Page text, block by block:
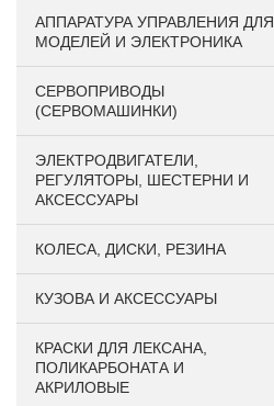
АППАРАТУРА УПРАВЛЕНИЯ ДЛЯ
МОДЕЛЕЙ И ЭЛЕКТРОНИКА
СЕРВОПРИВОДЫ
(СЕРВОМАШИНКИ)
ЭЛЕКТРОДВИГАТЕЛИ,
РЕГУЛЯТОРЫ, ШЕСТЕРНИ И
АКСЕССУАРЫ
КОЛЕСА, ДИСКИ, РЕЗИНА
КУЗОВА И АКСЕССУАРЫ
КРАСКИ ДЛЯ ЛЕКСАНА,
ПОЛИКАРБОНАТА И
АКРИЛОВЫЕ